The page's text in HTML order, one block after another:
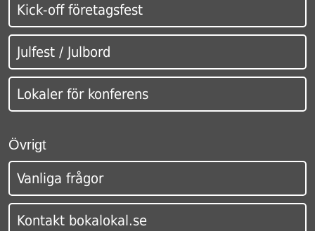
Kick-off företagsfest
Julfest / Julbord
Lokaler för konferens
Övrigt
Vanliga frågor
Kontakt bokalokal.se